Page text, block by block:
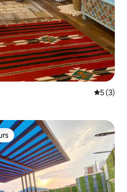
5 (3)
les plus appréciés